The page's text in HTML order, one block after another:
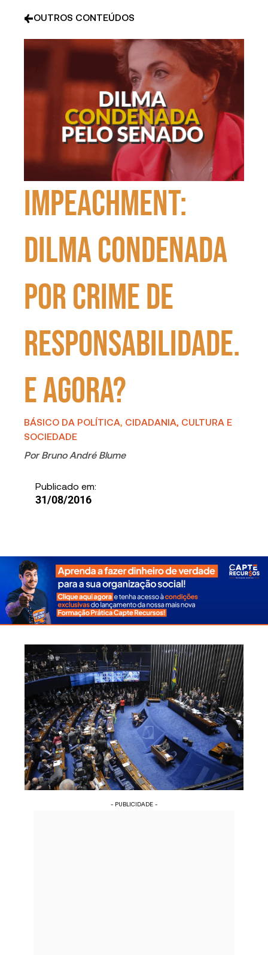
OUTROS CONTEÚDOS
Impeachment:
Dilma condenada
por crime de
responsabilidade.
E agora?
BÁSICO DA POLÍTICA CIDADANIA, CULTURA E
SOCIEDADE
Por Bruno André Blume
Publicado em:
31/08/2016
- PUBLICIDADE -